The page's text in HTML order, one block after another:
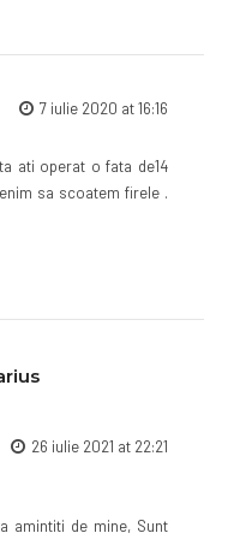
7 iulie 2020 at 16:16
ati operat o fata de14
sa scoatem firele .
26 iulie 2021 at 22:21
amintiti de mine, Sunt